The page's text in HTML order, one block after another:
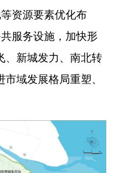
资源要素优化布
服务设施，加快形
、新城发力、南北转
域发展格局重塑、